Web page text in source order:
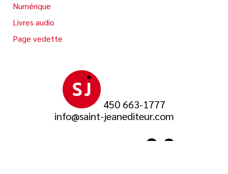
450 663-1777
info@saint-jeanediteur.com
Numérique
Livres audio
Page vedette